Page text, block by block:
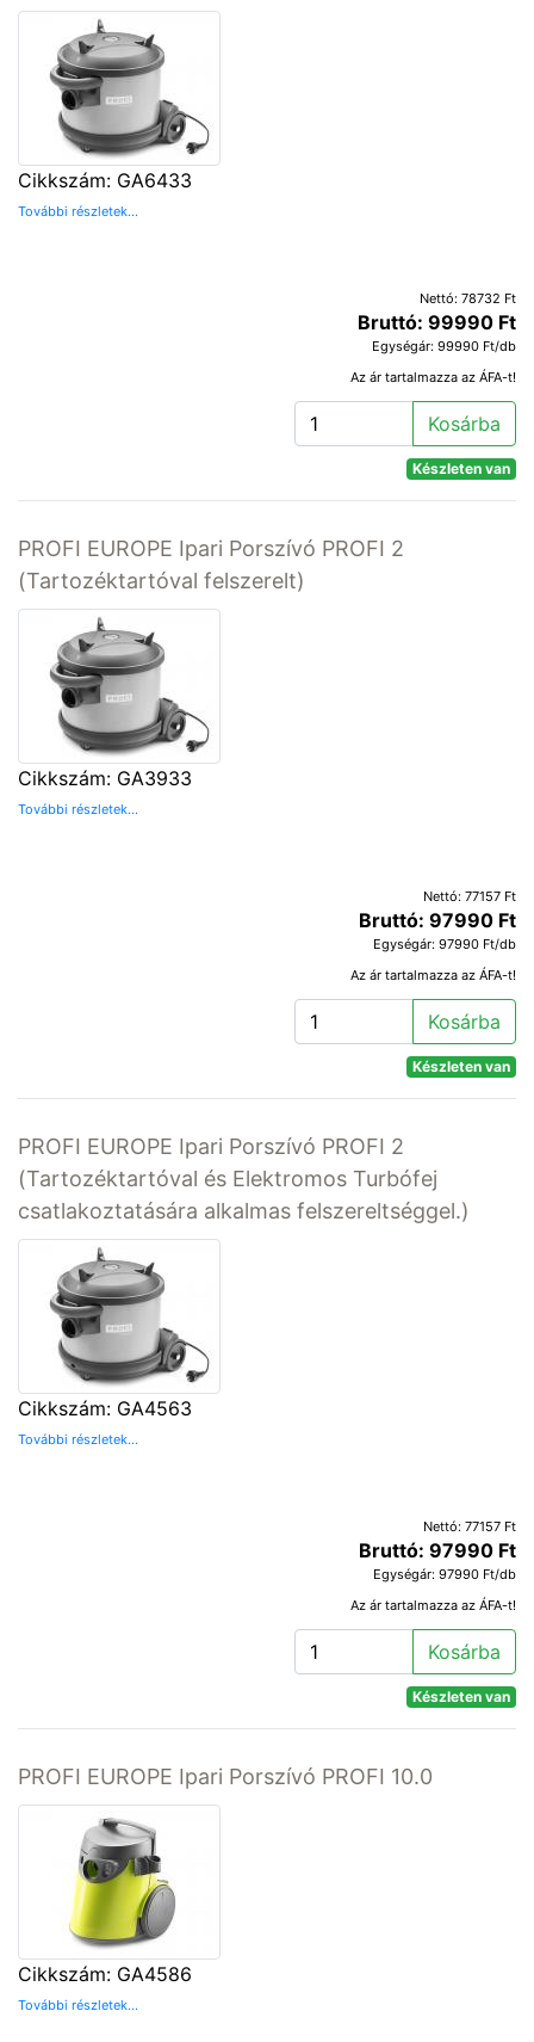
Cikkszám: GA6433
További részletek...
Nettó: 78732 Ft
Bruttó: 99990 Ft
Egységár: 99990 Ft/db
Az ár tartalmazza az ÁFA-t!
Kosárba
Készleten van
PROFI EUROPE Ipari Porszívó PROFI 2
(Tartozéktartóval felszerelt)
Cikkszám: GA3933
További részletek...
Nettó: 77157 Ft
Bruttó: 97990 Ft
Egységár: 97990 Ft/db
Az ár tartalmazza az ÁFA-t!
Kosárba
Készleten van
PROFI EUROPE Ipari Porszívó PROFI 2
(Tartozéktartóval és Elektromos Turbófej
csatlakoztatására alkalmas felszereltséggel.)
Cikkszám: GA4563
További részletek...
Nettó: 77157 Ft
Bruttó: 97990 Ft
Egységár: 97990 Ft/db
Az ár tartalmazza az ÁFA-t!
Kosárba
Készleten van
PROFI EUROPE Ipari Porszívó PROFI 10.0
Cikkszám: GA4586
További részletek...